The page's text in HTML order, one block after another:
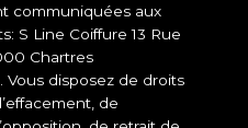
communiquées aux
S Line Coiffure 13 Rue
Chartres
Vous disposez de droits
de